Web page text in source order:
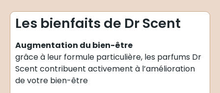
Les bienfaits de Dr Scent
Augmentation du bien-être
grâce à leur formule particulière, les parfums Dr
Scent contribuent activement à l’amélioration
de votre bien-être